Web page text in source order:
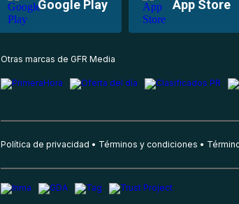
Google Play App Store
Otras marcas de GFR Media
Política de privacidad Términos y condiciones